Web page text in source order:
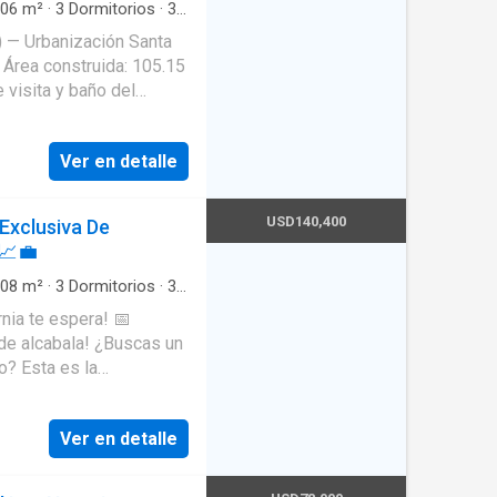
venta en $ 12 000
moderno ️ Ascensor
estratégica
principales
Invertir aquí
m² · 3 Dormitorios · 3
— Urbanización Santa
construida: 105.15
visita y baño del
Cocina con
sociales. Baño de
y adaptar a tu
de servicios y vías
conocer el
coordinar la visita
Ver en detalle
De
m² · 3 Dormitorios · 3
te espera! 📅
¿Buscas un
Esta es la
externa 🛏️ 3
principal con baño
Ver en detalle
USD140,400